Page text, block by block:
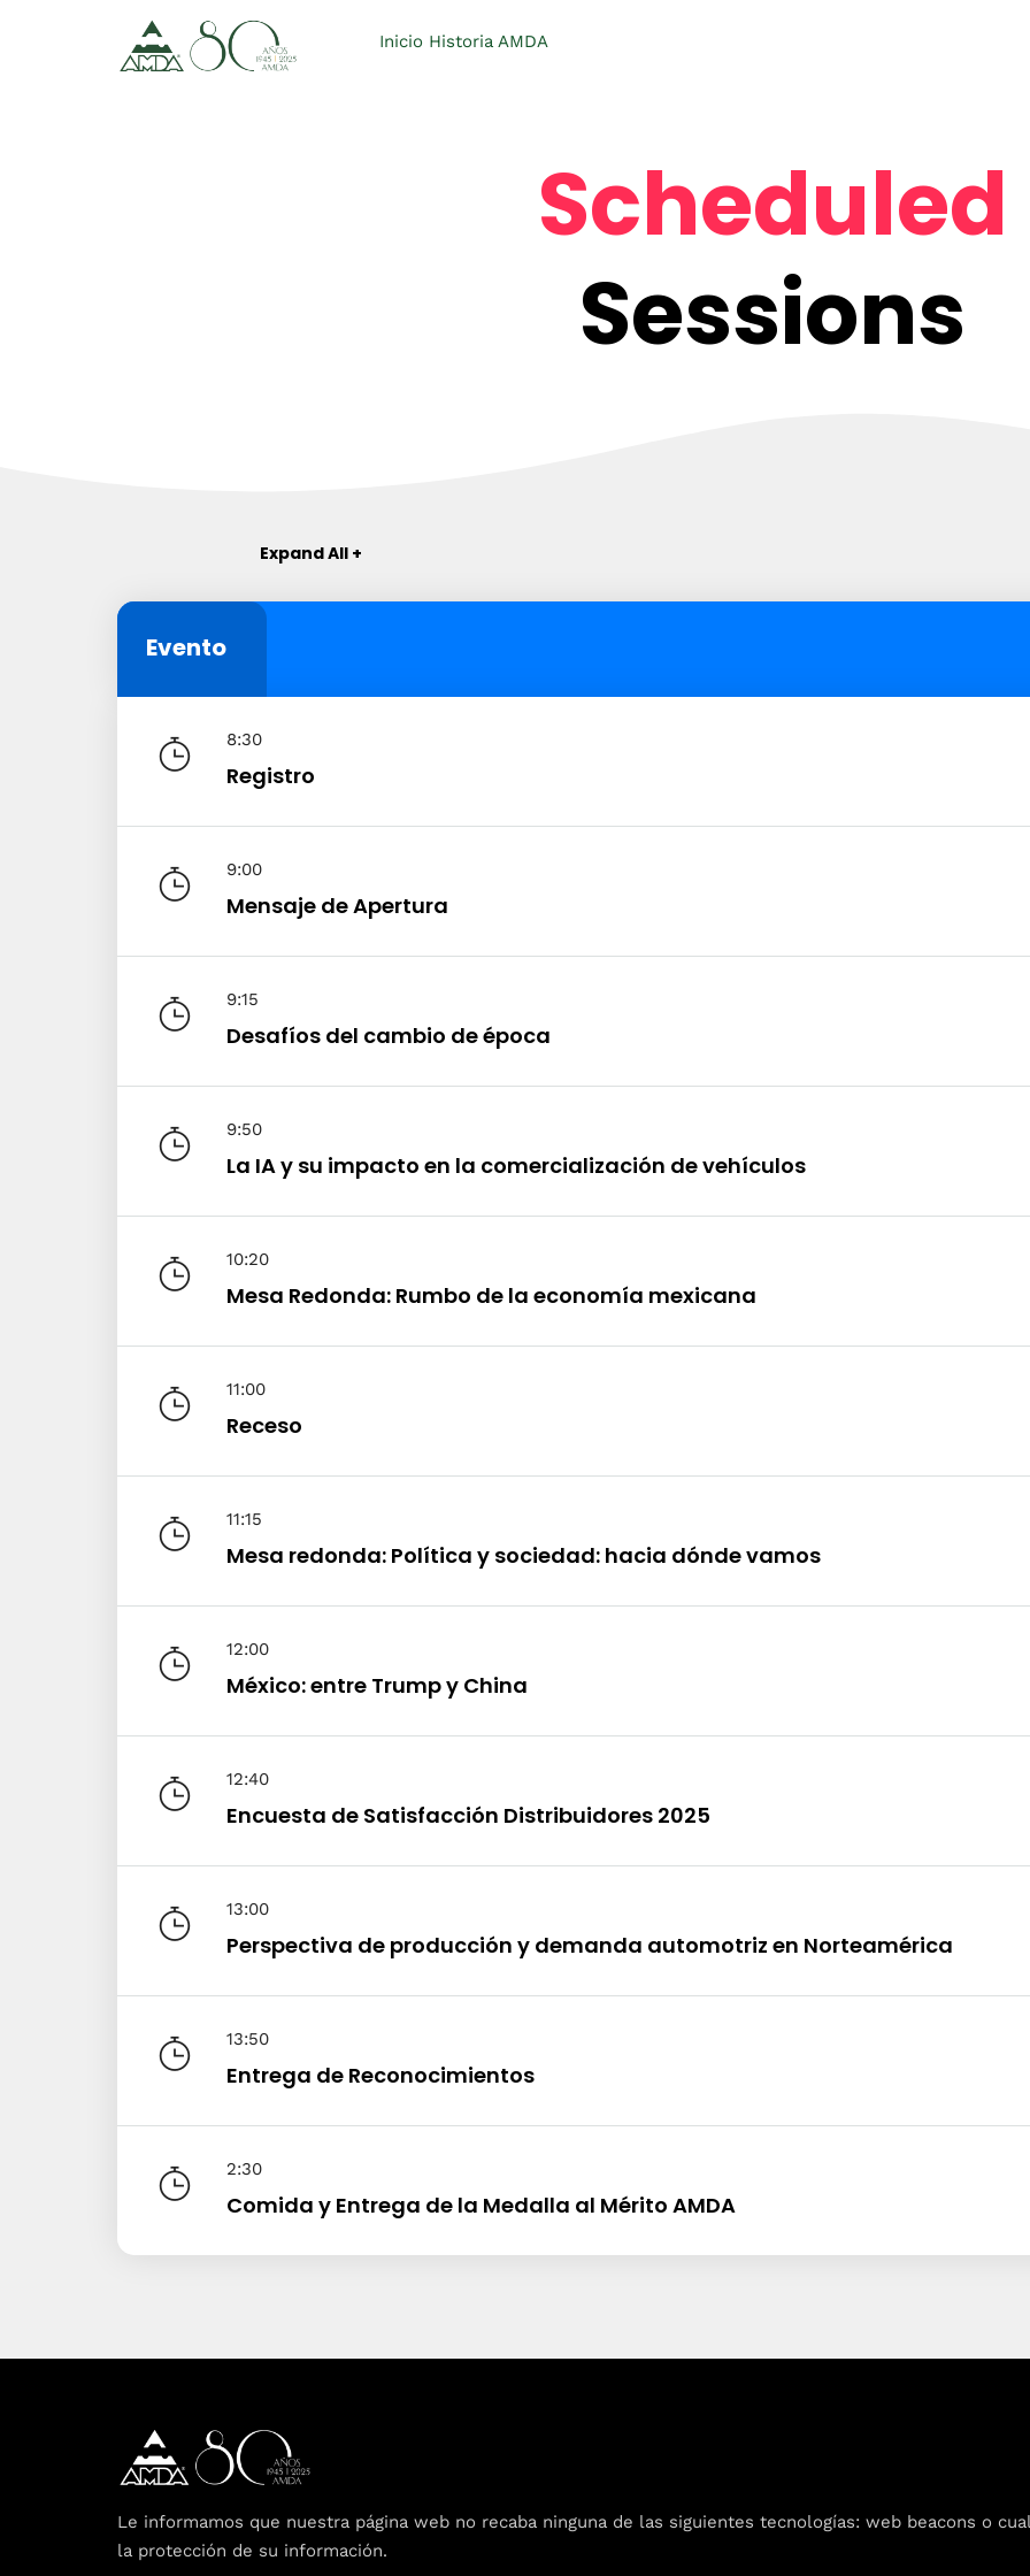
Inicio Historia AMDA
Scheduled
Sessions
Expand All +
Evento
8:30
Registro
9:00
Mensaje de Apertura
9:15
Desafíos del cambio de época
9:50
La IA y su impacto en la comercialización de vehículos
10:20
Mesa Redonda: Rumbo de la economía mexicana
11:00
Receso
11:15
Mesa redonda: Política y sociedad: hacia dónde vamos
12:00
México: entre Trump y China
12:40
Encuesta de Satisfacción Distribuidores 2025
13:00
Perspectiva de producción y demanda automotriz en Norteamérica
13:50
Entrega de Reconocimientos
2:30
Comida y Entrega de la Medalla al Mérito AMDA
Le informamos que nuestra página web no recaba ninguna de las siguientes tecnologías: web beacons o
la protección de su información.
Home
Schedules
Speakers
About
Topics
When